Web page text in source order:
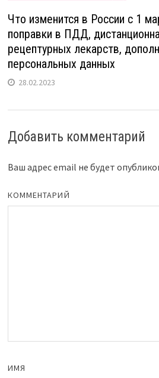
Что изменится в России с 1
поправки в ПДД,
рецептурных лекарств,
персональных данных
28.02.2023
Добавить комментарий
Ваш адрес email не будет
КОММЕНТАРИЙ
ИМЯ